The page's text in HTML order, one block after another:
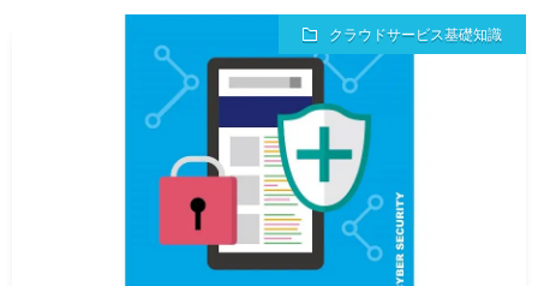
クラウドサービス基礎知識